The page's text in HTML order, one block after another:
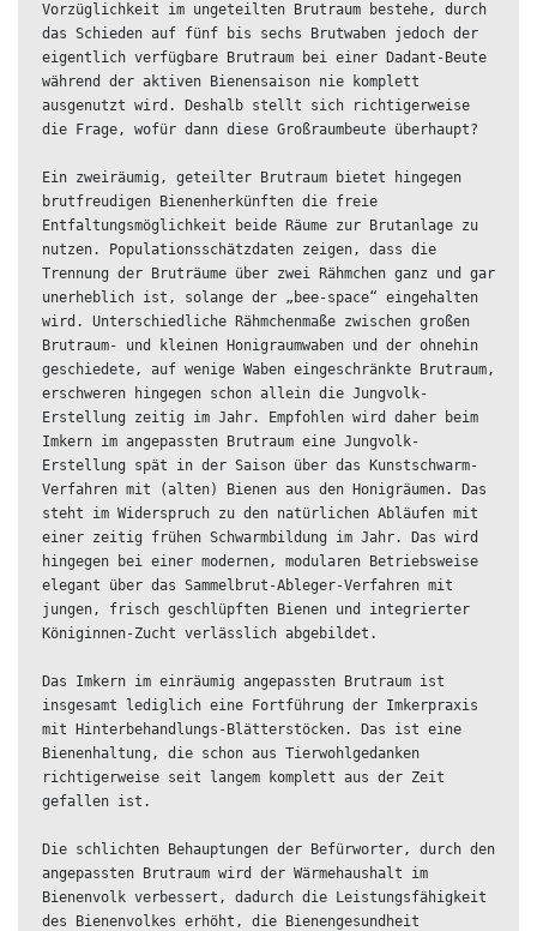
Vorzüglichkeit im ungeteilten Brutraum bestehe, durch
das Schieden auf fünf bis sechs Brutwaben jedoch der
eigentlich verfügbare Brutraum bei einer Dadant-Beute
während der aktiven Bienensaison nie komplett
ausgenutzt wird. Deshalb stellt sich richtigerweise
die Frage, wofür dann diese Großraumbeute überhaupt?
Ein zweiräumig, geteilter Brutraum bietet hingegen
brutfreudigen Bienenherkünften die freie
Entfaltungsmöglichkeit beide Räume zur Brutanlage zu
nutzen. Populationsschätzdaten zeigen, dass die
Trennung der Bruträume über zwei Rähmchen ganz und gar
unerheblich ist, solange der „bee-space“ eingehalten
wird. Unterschiedliche Rähmchenmaße zwischen großen
Brutraum- und kleinen Honigraumwaben und der ohnehin
geschiedete, auf wenige Waben eingeschränkte Brutraum,
erschweren hingegen schon allein die Jungvolk-
Erstellung zeitig im Jahr. Empfohlen wird daher beim
Imkern im angepassten Brutraum eine Jungvolk-
Erstellung spät in der Saison über das Kunstschwarm-
Verfahren mit (alten) Bienen aus den Honigräumen. Das
steht im Widerspruch zu den natürlichen Abläufen mit
einer zeitig frühen Schwarmbildung im Jahr. Das wird
hingegen bei einer modernen, modularen Betriebsweise
elegant über das Sammelbrut-Ableger-Verfahren mit
jungen, frisch geschlüpften Bienen und integrierter
Königinnen-Zucht verlässlich abgebildet.
Das Imkern im einräumig angepassten Brutraum ist
insgesamt lediglich eine Fortführung der Imkerpraxis
mit Hinterbehandlungs-Blätterstöcken. Das ist eine
Bienenhaltung, die schon aus Tierwohlgedanken
richtigerweise seit langem komplett aus der Zeit
gefallen ist.
Die schlichten Behauptungen der Befürworter, durch den
angepassten Brutraum wird der Wärmehaushalt im
Bienenvolk verbessert, dadurch die Leistungsfähigkeit
des Bienenvolkes erhöht, die Bienengesundheit